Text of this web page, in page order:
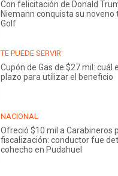
Con felicitación de Donald
Niemann conquista su noveno
Golf
TE PUEDE SERVIR
Cupón de Gas de $27 mil: cuál
plazo para utilizar el beneficio
NACIONAL
Ofreció $10 mil a Carabineros
fiscalización: conductor fue
cohecho en Pudahuel